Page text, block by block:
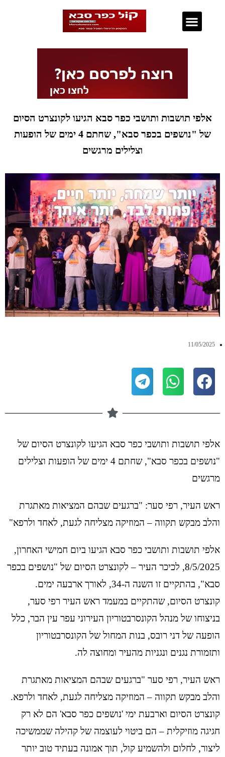
אלפי תושבות ותושבי כפר סבא הגיעו לקונצרט הסיום
של "נושפים בכפר סבא", שחתם 4 ימים של הופעות
וצלילים מרגשים
11/05/2025
אלפי תושבות ותושבי כפר סבא הגיעו לקונצרט הסיום של
"נושפים בכפר סבא", שחתם 4 ימים של הופעות וצלילים
מרגשים
ראש העיר, רפי סער: "ברגעים שבהם המציאות מאתגרת
והלב מבקש תקווה – המוזיקה מצליחה לגעת, לאחד ולרפא"
אלפי תושבות ותושבי כפר סבא הגיעו ביום חמישי האחרון,
8/5/2025, לכיכר העיר – לקונצרט הסיום של "נושפים בכפר
סבא", בהתקיים זו השנה ה-34, לאורך ארבעה ימים.
קונצרט הסיום, שהתקיים במעמד ראש העיר רפי סער,
בניצוחו של מנהל הקונסרבטוריון העירוני עפר עין הבר, כלל
הופעה של דני רובס, בנות המחול של הקונסרבטוריון
ותזמורת נגנים ונגניות מהעיר ומחוצה לה.
ראש העיר, רפי סער "ברגעים שבהם המציאות מאתגרת
והלב מבקש תקווה – המוזיקה מצליחה לגעת, לאחד ולרפא.
קונצרט הסיום וארבעת ימי 'נושפים כפר סבא' הם לא רק
חגיגה מוזיקלית – הם ביטוי לעוצמה של קהילה שממשיכה
ליצור, לחלום ולהשמיע קול, תוך אמונה בעתיד טוב יותר